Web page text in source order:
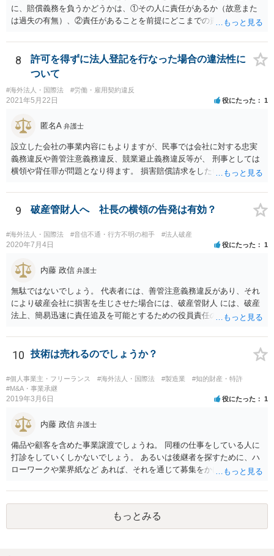
に、賠償義務を負うかどうかは、①その人に責任があるか（故意また
は過失の有無）、②責任があることを前提にどこまでの責任を負うべ
（厳密には、②の話の中で責任の範囲を問う過程で主観面も見るする
ので事案次第ではありますが。）。 また、海外での損害の発生の場合
には、まずどの法を適用するのかの問題があるので、どの国の損害で
生じた損害で、その問題に何法が適用されるのか、の判断が先行する
ので、事案聞かないことにはなんともといったところです。
8
許可を得ずに法人登記を行なった場合の違法性に
ついて
#海外法人・国際法 #労働・雇用契約違反
2021年5月22日 役にたった 1
匿名A 弁護士
設立した会社の事業内容にもよりますが、民事では会社に対する忠実
義務違反や善管注意義務違反、競業避止義務違反等が、 刑事としては
横領や背任罪が問題となり得ます。 損害賠償請求をしたいのか、刑事
等、ご希望によって進め方や必要な証拠が変わってきますので、速や
かにお近くの法律事務所に直接ご相談いただくことをおすすめいたし
9 破産管財人へ 社長の横領の告発は有効？
#海外法人・国際法 #音信不通・行方不明の相手 #法人破産
2020年7月4日 役にたった 1
内藤 政信 弁護士
無駄ではないでしょう。 代表者には、善管注意義務違反があり、それ
により破産会社に損害を生じさせた場合には、破産管財人 には、破産
法上、簡易迅速に責任追及を可能とするための役員責任の査定申立て
10 技術は売れるのでしょうか？
#個人事業主・フリーランス #海外法人・国際法 #製造業
#知的財産・特許
#M&A・事業承継
2019年3月6日 役にたった 1
内藤 政信 弁護士
備品や顧客を含めた事業譲渡でしょうね。 同種の仕事をしている人に
打診をしていくしかないでしょう。 あるいは後継者を探すために、ハ
ローワークや業界紙など あれば、それを通じて募集をかけてみるか。
もっとみる